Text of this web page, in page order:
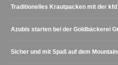
Traditionelles Krautpacken mit der kfd
Azubis starten bei der Goldbäckerei
Sicher und mit Spaß auf dem